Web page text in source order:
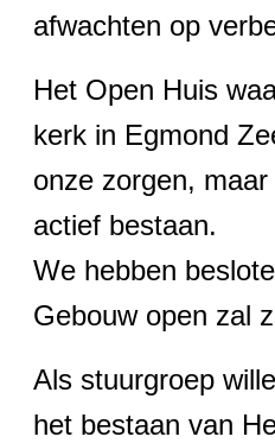
afwachten op
Het Open Huis
kerk in Egmond
onze zorgen,
actief bestaan.
We hebben
Gebouw open zal
Als stuurgroep
het bestaan van